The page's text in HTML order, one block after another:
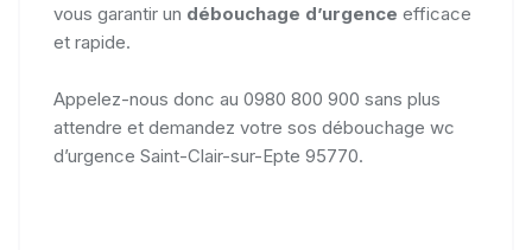
vous garantir un débouchage d’urgence efficace
et rapide.
Appelez-nous donc au 0980 800 900 sans plus
attendre et demandez votre sos débouchage wc
d’urgence Saint-Clair-sur-Epte 95770.